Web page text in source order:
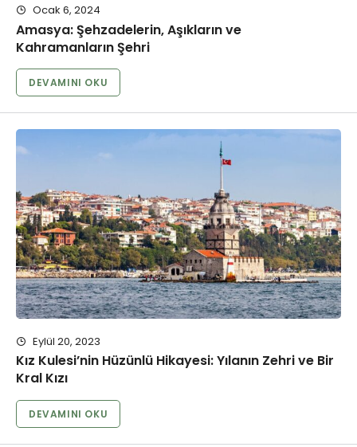
Ocak 6, 2024
Amasya: Şehzadelerin, Aşıkların ve
Kahramanların Şehri
DEVAMINI OKU
Eylül 20, 2023
Kız Kulesi’nin Hüzünlü Hikayesi: Yılanın Zehri ve Bir
Kral Kızı
DEVAMINI OKU